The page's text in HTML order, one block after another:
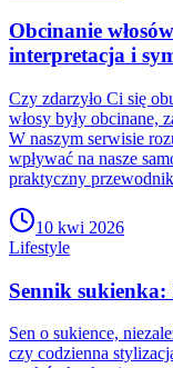
Obcinanie
interpretacja i
Czy zdarzyło Ci się
włosy były obcinane,
W naszym serwisie
wpływać na nasze
praktyczny
10 kwi 2026
Lifestyle
Sennik sukienka:
Sen o sukience,
czy codzienna